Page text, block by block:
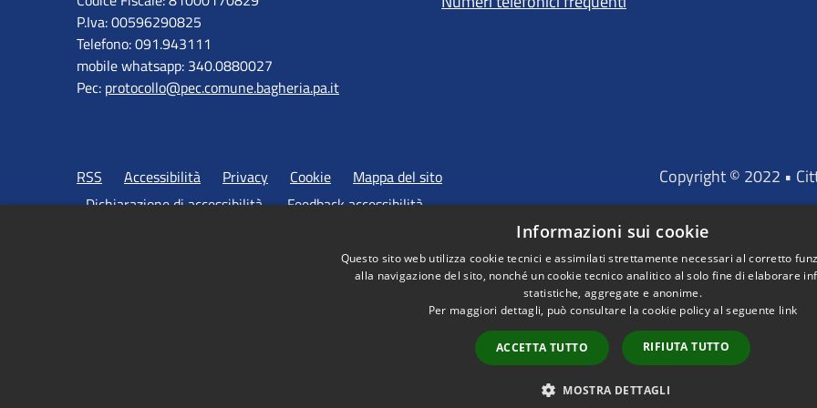
P.Iva: 00596290825
Telefono: 091.943111
mobile whatsapp: 340.0880027
Pec: protocollo@pec.comune.bagheria.pa.it
RSS Accessibilità Privacy Cookie
Mappa del sito
Dichiarazione di accessibilità
Feedback accessibilità
Copyright © 2022 •
"Portale
D'INVESTIMENTO
Informazioni sui cookie
Questo sito web utilizza cookie tecnici e assimilati strettamente necessari al corretto
alla navigazione del sito, nonché un cookie tecnico analitico al solo fine di elaborare
statistiche, aggregate e anonime.
Per maggiori dettagli, può consultare la cookie policy al seguente link
ACCETTA TUTTO RIFIUTA TUTTO
MOSTRA DETTAGLI